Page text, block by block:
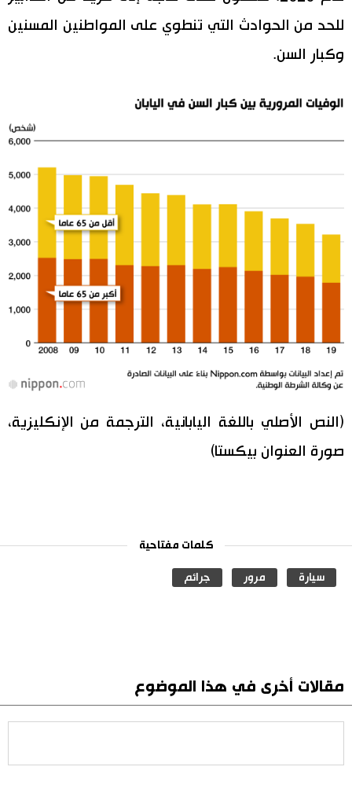
للحد من الحوادث التي تنطوي على المواطنين المسنين
وكبار السن.
(النص الأصلي باللغة اليابانية، الترجمة من الإنكليزية،
صورة العنوان بيكستا)
كلمات مفتاحية
سيارة مرور جرائم
مقالات أخرى في هذا الموضوع